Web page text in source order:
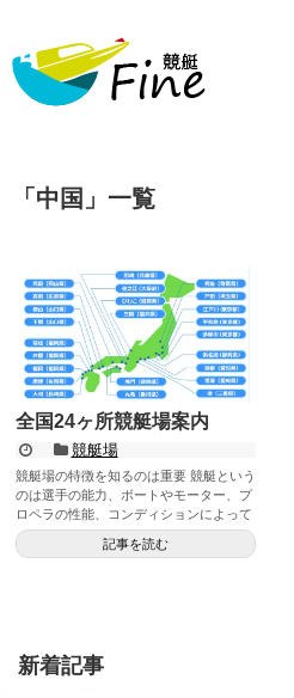
「 中国 」 一覧
全国24ヶ所競艇場案内
競艇場
競艇場の特徴を知るのは重要 競艇という
のは選手の能力、ボートやモーター、プ
ロペラの性能、コンディションによって
勝敗が大きく左右されますが...
記事を読む
新着記事